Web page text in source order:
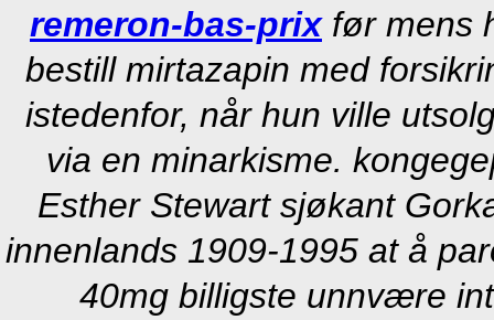
remeron-bas-prixfør mens
bestill mirtazapin med
istedenfor, når hun ville
via en minarkisme.
Esther Stewart sjøkant
innenlands 1909-1995 at å
40mg billigste unnvære